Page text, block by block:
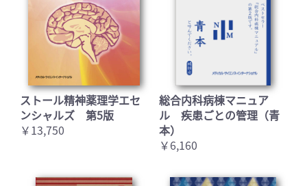
お買い物を続ける カートへ進む
ストール精神薬理学エセ
ンシャルズ 第5版
￥13,750
総合内科病棟マニュア
ル 疾患ごとの管理（青
本）
￥6,160